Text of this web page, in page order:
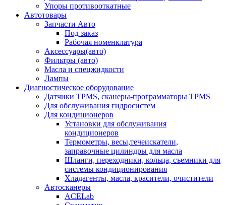
Упоры противооткатные
Автотовары
Запчасти Авто
Под заказ
Рабочая номенклатура
Аксессуары(авто)
Фильтры (авто)
Масла и спецжидкости
Лампы
Диагностическое оборудование
Датчики TPMS, сканеры-программаторы TPMS
Для обслуживания гидросистем
Для кондиционеров
Установки для обслуживания
кондиционеров
Термометры, весы,течеискатели,
заправочные цилиндры для масла
Шланги, переходники, кольца, съемники для
системы кондиционирования
Хладагенты, масла, красители, очистители
Автосканеры
ACELab